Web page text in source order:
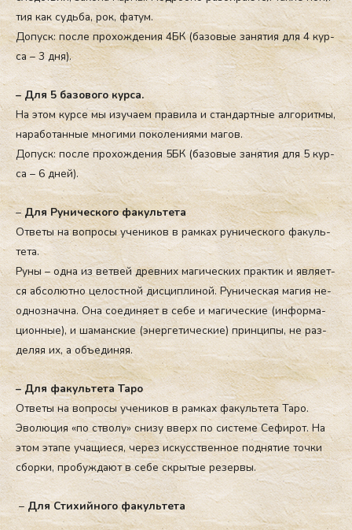
тия как судь­ба, рок, фа­тум.
До­пуск: пос­ле про­хож­де­ния 4БК (ба­зовые за­нятия для 4 кур­
са – 3 дня).
– Для 5 ба­зово­го кур­са.
На этом кур­се мы изу­ча­ем пра­ви­ла и стан­дар­тные ал­го­рит­мы,
на­ра­бо­тан­ные мно­ги­ми по­ко­ле­ни­ями ма­гов.
До­пуск: пос­ле про­хож­де­ния 5БК (ба­зовые за­нятия для 5 кур­
са – 6 дней).
–Для Ру­ничес­ко­го фа­куль­те­та
От­ве­ты на воп­ро­сы уче­ни­ков в рам­ках ру­ничес­ко­го фа­куль­
те­та.
Ру­ны – од­на из вет­вей древ­них ма­ги­чес­ких прак­тик и яв­ля­ет­
ся аб­со­лют­но це­лос­тной дис­цип­ли­ной. Ру­ни­чес­кая ма­гия не­
од­ноз­нач­на. Она со­еди­ня­ет в се­бе и ма­ги­чес­кие (ин­фор­ма­
ци­он­ные), и ша­ман­ские (энер­ге­ти­чес­кие) прин­ци­пы, не раз­
де­ляя их, а объ­еди­няя.
– Для фа­куль­те­та Та­ро
От­ве­ты на воп­ро­сы уче­ни­ков в рам­ках фа­куль­те­та Та­ро.
Эво­лю­ция «по ство­лу» сни­зу вверх по сис­те­ме Се­фи­рот. На
этом эта­пе уча­щи­еся, че­рез ис­кусс­твен­ное под­ня­тие точ­ки
сбор­ки, про­буж­да­ют в се­бе скры­тые ре­зер­вы.
– Для Сти­хий­но­го фа­куль­те­та